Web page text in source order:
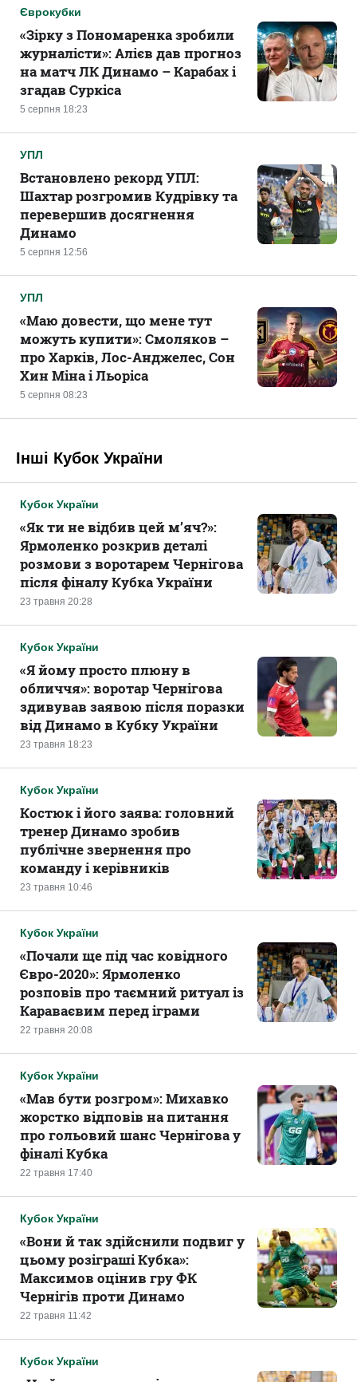
Єврокубки
5 серпня 18:23
«Зірку з Пономаренка зробили
журналісти»: Алієв дав прогноз
на матч ЛК Динамо – Карабах і
згадав Суркіса
УПЛ
5 серпня 12:56
Встановлено рекорд УПЛ:
Шахтар розгромив Кудрівку та
перевершив досягнення
Динамо
УПЛ
5 серпня 08:23
«Маю довести, що мене тут
можуть купити»: Смоляков –
про Харків, Лос-Анджелес, Сон
Хин Міна і Льоріса
Інші Кубок України
Кубок України
23 травня 20:28
«Як ти не відбив цей м’яч?»:
Ярмоленко розкрив деталі
розмови з воротарем Чернігова
після фіналу Кубка України
Кубок України
23 травня 18:23
«Я йому просто плюну в
обличчя»: воротар Чернігова
здивував заявою після поразки
від Динамо в Кубку України
Кубок України
23 травня 10:46
Костюк і його заява: головний
тренер Динамо зробив
публічне звернення про
команду і керівників
Кубок України
22 травня 20:08
«Почали ще під час ковідного
Євро-2020»: Ярмоленко
розповів про таємний ритуал із
Караваєвим перед іграми
Кубок України
22 травня 17:40
«Мав бути розгром»: Михавко
жорстко відповів на питання
про гольовий шанс Чернігова у
фіналі Кубка
Кубок України
22 травня 11:42
«Вони й так здійснили подвиг у
цьому розіграші Кубка»:
Максимов оцінив гру ФК
Чернігів проти Динамо
Кубок України